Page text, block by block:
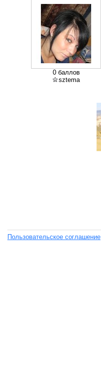
0 баллов
sztema
Пользовательское соглашение